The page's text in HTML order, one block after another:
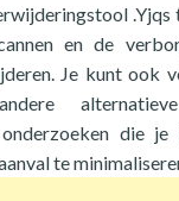
.Yjqs
en de
Je kunt ook
die je
te